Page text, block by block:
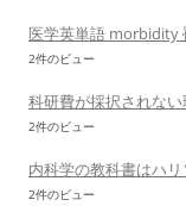
医学英単語 morbidity
2件のビュー
科研費が採択されな
2件のビュー
内科学の教科書はハ
2件のビュー